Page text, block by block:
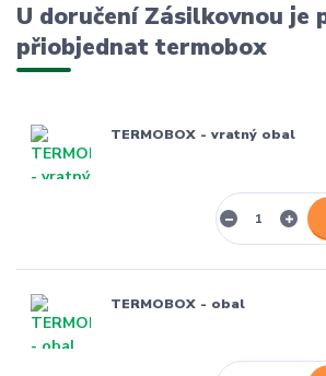
U doručení Zásilkovnou je
přiobjednat termobox
TERMOBOX - vratný obal
TERMOBOX - obal